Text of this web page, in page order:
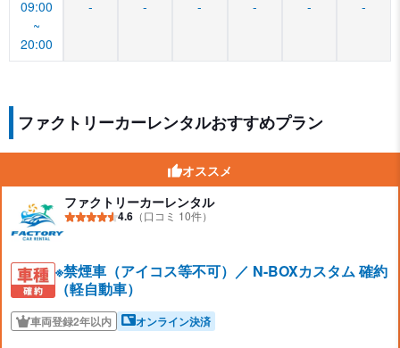
09:00
~
20:00
- - - - - -
ファクトリーカーレンタルおすすめプラン
オススメ
ファクトリーカーレンタル
4.6 （口コミ 10件）
※禁煙車（アイコス等不可）／ N-BOXカスタム 確約
（軽自動車）
車両登録2年以内 オンライン決済